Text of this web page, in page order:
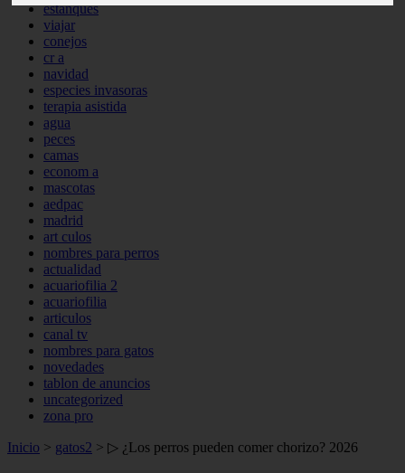
estanques
viajar
conejos
cr a
navidad
especies invasoras
terapia asistida
agua
peces
camas
econom a
mascotas
aedpac
madrid
art culos
nombres para perros
actualidad
acuariofilia 2
acuariofilia
articulos
canal tv
nombres para gatos
novedades
tablon de anuncios
uncategorized
zona pro
Inicio > gatos2 > ▷ ¿Los perros pueden comer chorizo? 2026